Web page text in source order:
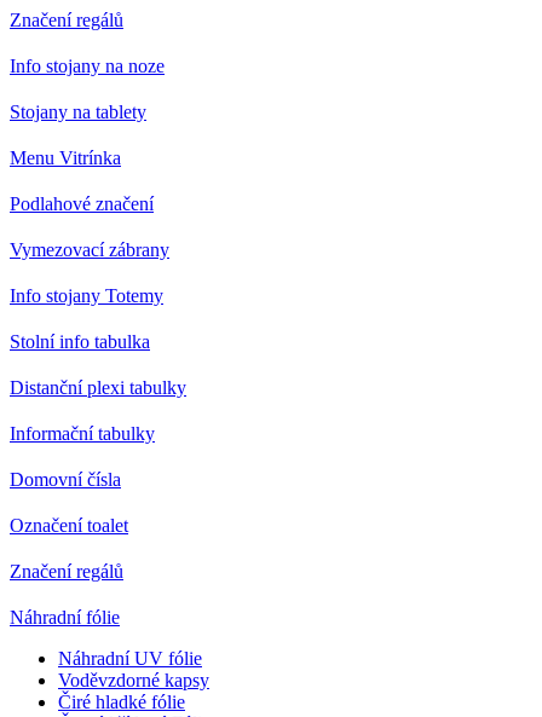
Značení regálů
Info stojany na noze
Stojany na tablety
Menu Vitrínka
Podlahové značení
Vymezovací zábrany
Info stojany Totemy
Stolní info tabulka
Distanční plexi tabulky
Informační tabulky
Domovní čísla
Označení toalet
Značení regálů